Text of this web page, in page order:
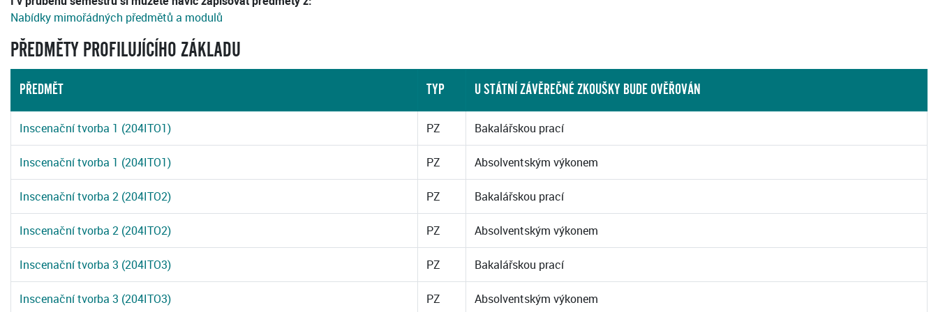
Nabídky mimořádných předmětů a modulů
PŘEDMĚTY PROFILUJÍCÍHO ZÁKLADU
PŘEDMĚT TYP U STÁTNÍ ZÁVĚREČNÉ ZKOUŠKY BUDE OVĚŘOVÁN
Inscenační tvorba 1 (204ITO1) PZ Bakalářskou prací
Inscenační tvorba 1 (204ITO1) PZ Absolventským výkonem
Inscenační tvorba 2 (204ITO2) PZ Bakalářskou prací
Inscenační tvorba 2 (204ITO2) PZ Absolventským výkonem
Inscenační tvorba 3 (204ITO3) PZ Bakalářskou prací
Inscenační tvorba 3 (204ITO3) PZ Absolventským výkonem